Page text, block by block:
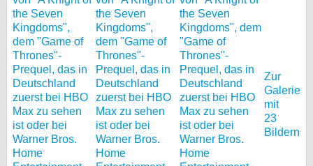
Zur
Galerie
mit
23
Bildern